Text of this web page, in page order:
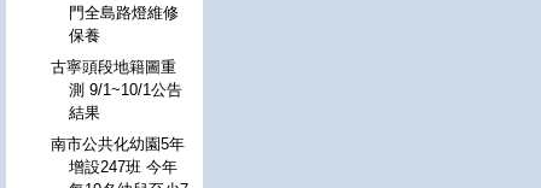
門全島路燈維修
保養
古寧頭段地籍圖重
測 9/1~10/1公告
結果
南市公共化幼園5年
增設247班 今年